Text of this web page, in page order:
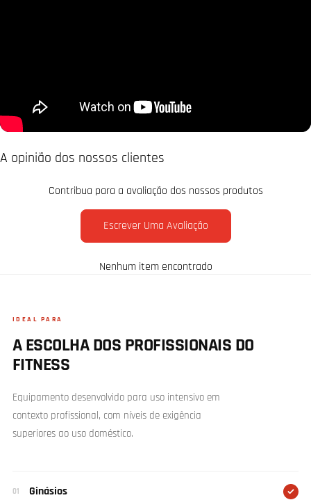
A opinião dos nossos clientes
Contribua para a avaliação dos nossos produtos
Escrever Uma Avaliação
Nenhum item encontrado
IDEAL PARA
A ESCOLHA DOS PROFISSIONAIS DO
FITNESS
Equipamento desenvolvido para uso intensivo em
contexto profissional, com níveis de exigência
superiores ao uso doméstico.
01 Ginásios